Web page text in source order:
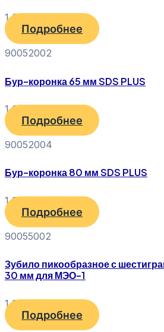
1 081
Подробнее
90052002
Бур-коронка 65 мм SDS PLUS
1 090
Подробнее
90052004
Бур-коронка 80 мм SDS PLUS
1 340₽
Подробнее
90055002
Зубило пикообразное с
30 мм для МЭО-1
1 370₽
Подробнее